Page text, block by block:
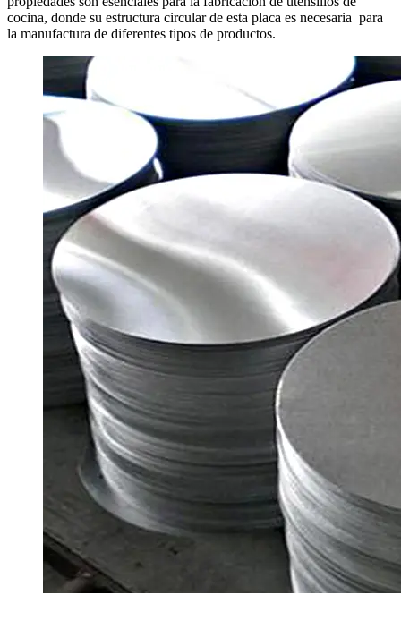
cocina, donde su estructura circular de esta placa es necesaria para
la manufactura de diferentes tipos de productos.